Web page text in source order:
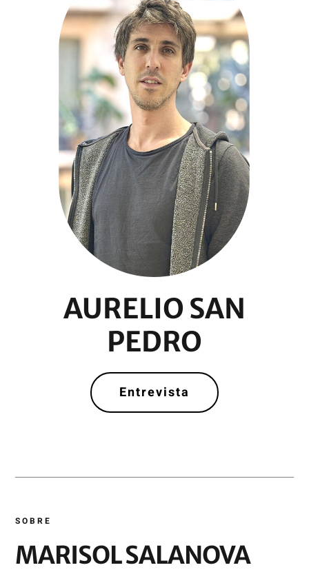
AURELIO SAN
PEDRO
Entrevista
SOBRE
MARISOL SALANOVA